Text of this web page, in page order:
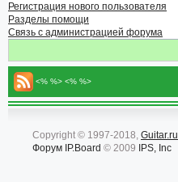
Регистрация нового пользователя
Разделы помощи
Связь с администрацией форума
<% %> <% %>
Copyright © 1997-2018, Guitar.ru
Форум IP.Board © 2009 IPS, Inc